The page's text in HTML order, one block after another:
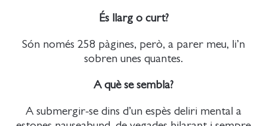
És llarg o curt?
Són només 258 pàgines, però, a parer meu, li’n
sobren unes quantes.
A què se sembla?
A submergir-se dins d’un espès deliri mental a